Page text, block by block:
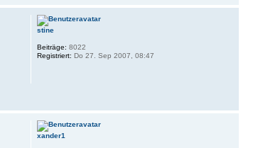
stine
Beiträge: 8022
Registriert: Do 27. Sep 2007, 08:47
xander1